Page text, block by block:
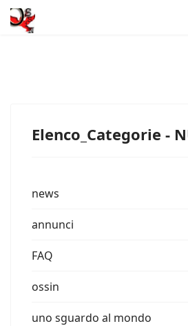
Elenco_Categorie -
news
annunci
FAQ
ossin
uno sguardo al mondo